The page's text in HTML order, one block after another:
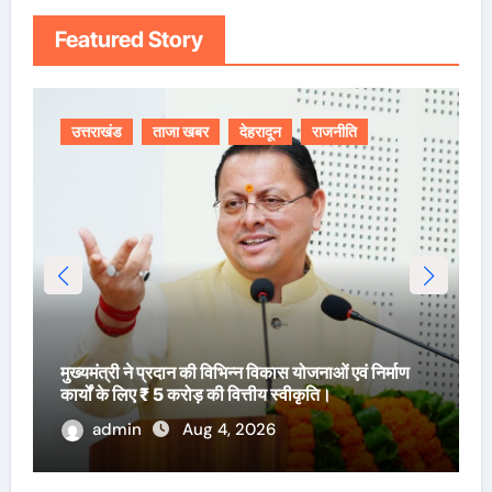
Featured Story
उत्तराखंड ताजा खबर देहरादून राजनीति
मुख्यमंत्री ने प्रदान की विभिन्न विकास योजनाओं एवं निर्माण
कार्यों के लिए ₹ 5 करोड़ की वित्तीय स्वीकृति।
admin
Aug 4, 2026